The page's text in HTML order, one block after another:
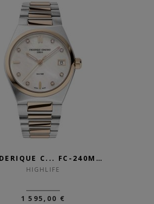
FREDERIQUE C... FC-240MPWD2NH2B
HIGHLIFE
1 595,00 €